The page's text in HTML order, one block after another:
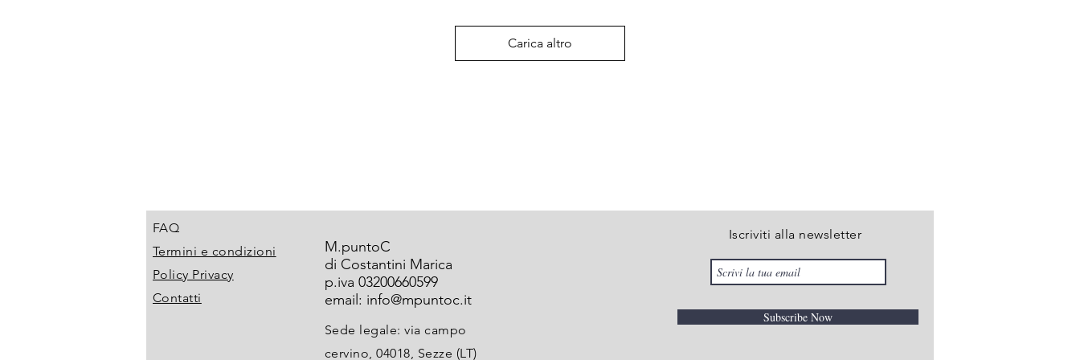
Carica altro
FAQ
Termini e condizioni
Policy Privacy
Contatti
M.puntoC
di Costantini Marica
p.iva 03200660599
email: info@mpuntoc.it
Sede legale: via campo
cervino, 04018, Sezze (LT)
Iscriviti alla newsletter
Subscribe Now